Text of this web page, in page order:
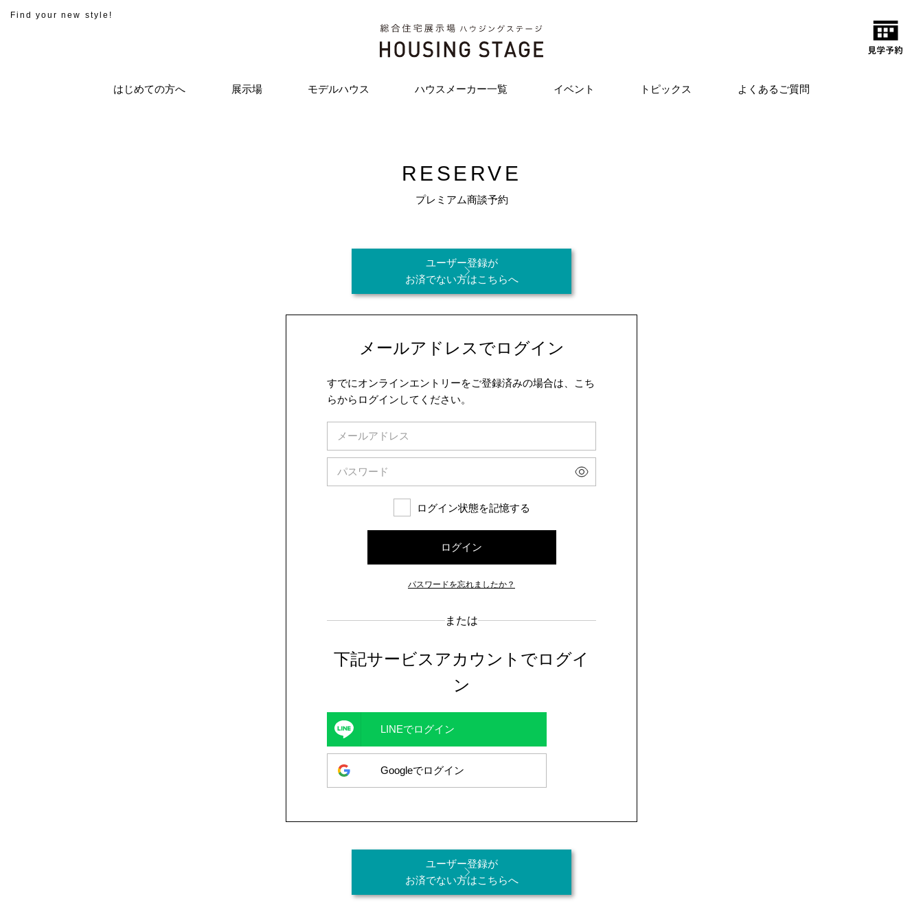
Find your new style!
はじめての方へ 展示場 モデルハウス ハウスメーカー一覧 イベント トピックス よくあるご質問
RESERVE
プレミアム商談予約
ユーザー登録が
お済でない方はこちらへ
メールアドレスでログイン
すでにオンラインエントリーをご登録済みの場合は、こち
らからログインしてください。
ログイン状態を記憶する
ログイン
パスワードを忘れましたか？
または
下記サービスアカウントでログイ
ン
LINEでログイン
Googleでログイン
ユーザー登録が
お済でない方はこちらへ